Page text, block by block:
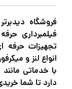
فروشگاه
فیلمبرداری
تجهیزات حرفه
انواع لنز و
با خدماتی
دارد تا شما